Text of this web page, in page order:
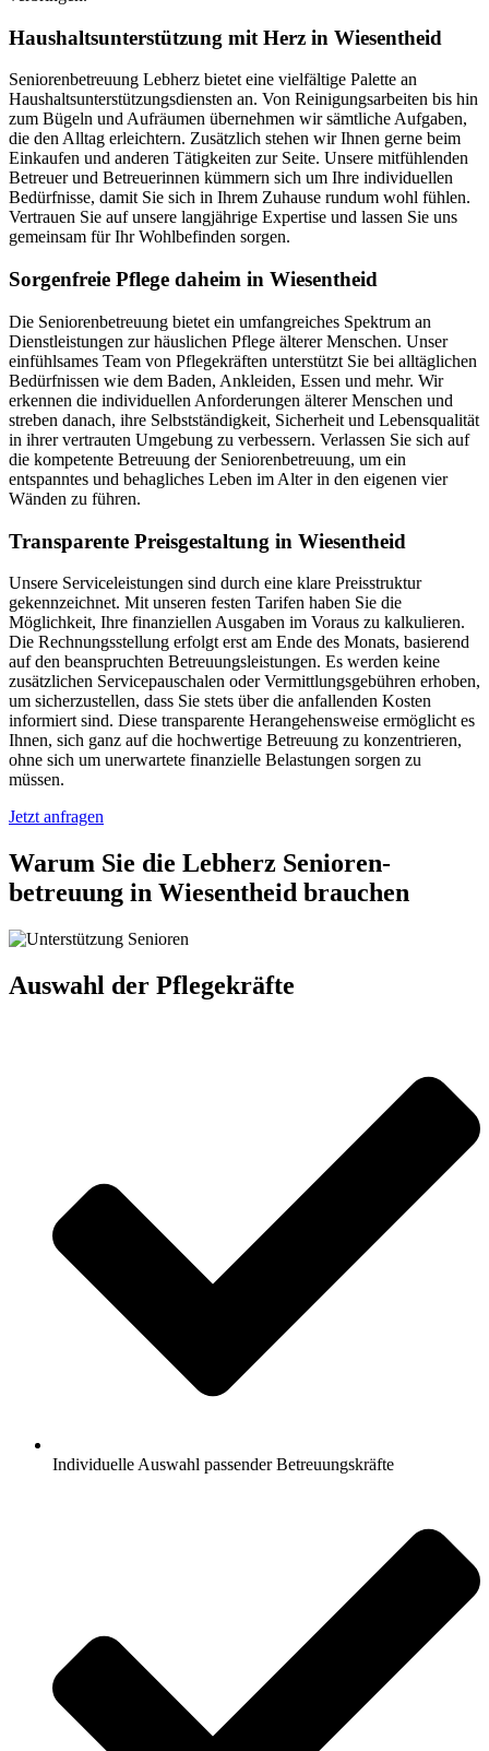
Haushalts­unterstützung mit Herz in Wiesentheid
Seniorenbetreuung Lebherz bietet eine vielfältige Palette an
Haushaltsunterstützungsdiensten an. Von Reinigungsarbeiten bis hin
zum Bügeln und Aufräumen übernehmen wir sämtliche Aufgaben,
die den Alltag erleichtern. Zusätzlich stehen wir Ihnen gerne beim
Einkaufen und anderen Tätigkeiten zur Seite. Unsere mitfühlenden
Betreuer und Betreuerinnen kümmern sich um Ihre individuellen
Bedürfnisse, damit Sie sich in Ihrem Zuhause rundum wohl fühlen.
Vertrauen Sie auf unsere langjährige Expertise und lassen Sie uns
gemeinsam für Ihr Wohlbefinden sorgen.
Sorgenfreie Pflege daheim in Wiesentheid
Die Seniorenbetreuung bietet ein umfangreiches Spektrum an
Dienstleistungen zur häuslichen Pflege älterer Menschen. Unser
einfühlsames Team von Pflegekräften unterstützt Sie bei alltäglichen
Bedürfnissen wie dem Baden, Ankleiden, Essen und mehr. Wir
erkennen die individuellen Anforderungen älterer Menschen und
streben danach, ihre Selbstständigkeit, Sicherheit und Lebensqualität
in ihrer vertrauten Umgebung zu verbessern. Verlassen Sie sich auf
die kompetente Betreuung der Seniorenbetreuung, um ein
entspanntes und behagliches Leben im Alter in den eigenen vier
Wänden zu führen.
Transparente Preisgestaltung in Wiesentheid
Unsere Serviceleistungen sind durch eine klare Preisstruktur
gekennzeichnet. Mit unseren festen Tarifen haben Sie die
Möglichkeit, Ihre finanziellen Ausgaben im Voraus zu kalkulieren.
Die Rechnungsstellung erfolgt erst am Ende des Monats, basierend
auf den beanspruchten Betreuungsleistungen. Es werden keine
zusätzlichen Servicepauschalen oder Vermittlungsgebühren erhoben,
um sicherzustellen, dass Sie stets über die anfallenden Kosten
informiert sind. Diese transparente Herangehensweise ermöglicht es
Ihnen, sich ganz auf die hochwertige Betreuung zu konzentrieren,
ohne sich um unerwartete finanzielle Belastungen sorgen zu
müssen.
Jetzt anfragen
Warum Sie die Lebherz Senioren­
betreuung in Wiesentheid brauchen
Auswahl der Pflegekräfte
Individuelle Auswahl passender Betreuungskräfte